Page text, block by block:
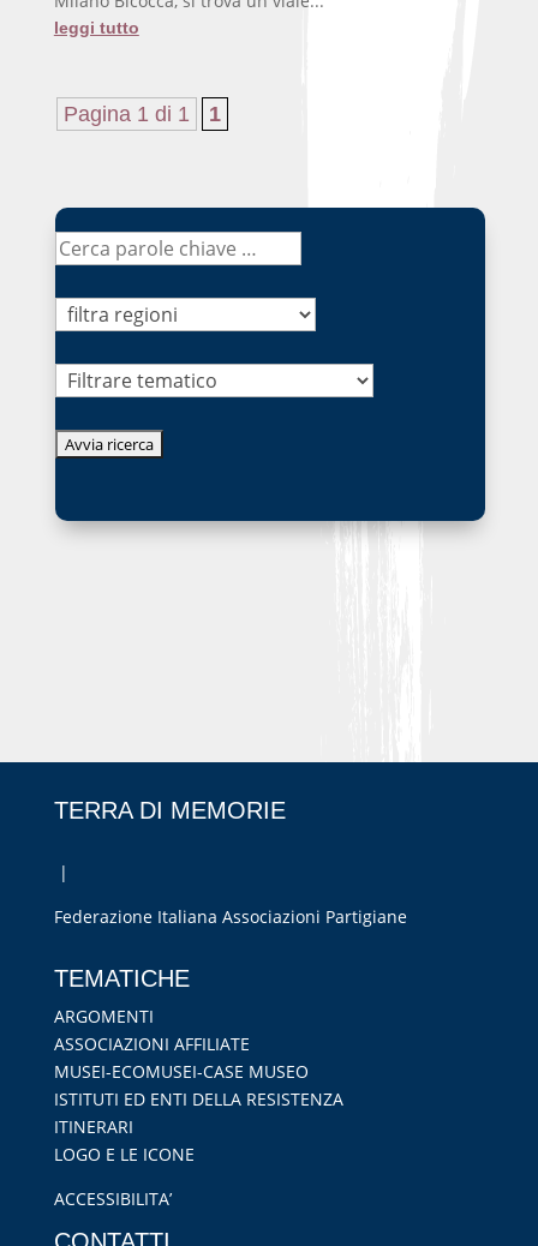
leggi tutto
Pagina 1 di 1 1
Tematico
TERRA DI MEMORIE
|
Federazione Italiana Associazioni Partigiane
TEMATICHE
ARGOMENTI
ASSOCIAZIONI AFFILIATE
MUSEI-ECOMUSEI-CASE MUSEO
ISTITUTI ED ENTI DELLA RESISTENZA
ITINERARI
LOGO E LE ICONE
ACCESSIBILITA’
RIPRISTINA
-A 100% +A
Alto Contrasto
Modalità Scura
Disattiva Immagini